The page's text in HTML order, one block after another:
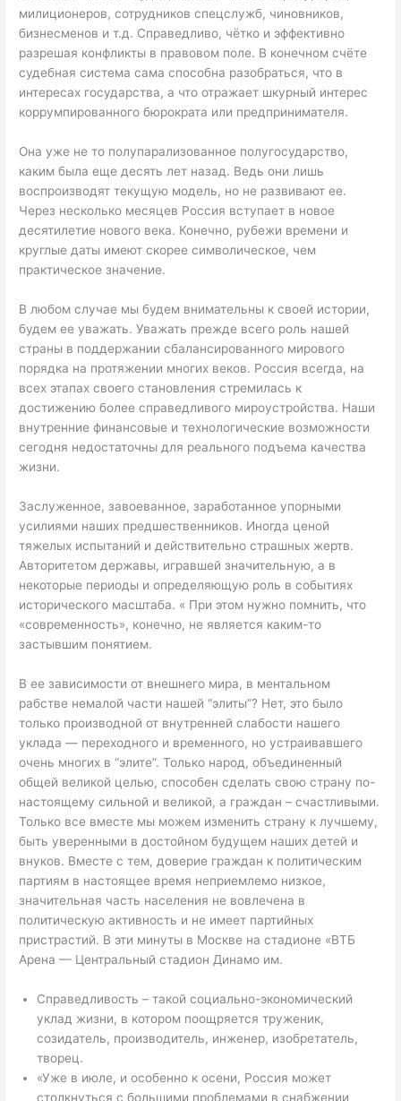
милиционеров, сотрудников спецслужб, чиновников,
бизнесменов и т.д. Справедливо, чётко и эффективно
разрешая конфликты в правовом поле. В конечном счёте
судебная система сама способна разобраться, что в
интересах государства, а что отражает шкурный интерес
коррумпированного бюрократа или предпринимателя.
Она уже не то полупарализованное полугосударство,
каким была еще десять лет назад. Ведь они лишь
воспроизводят текущую модель, но не развивают ее.
Через несколько месяцев Россия вступает в новое
десятилетие нового века. Конечно, рубежи времени и
круглые даты имеют скорее символическое, чем
практическое значение.
В любом случае мы будем внимательны к своей истории,
будем ее уважать. Уважать прежде всего роль нашей
страны в поддержании сбалансированного мирового
порядка на протяжении многих веков. Россия всегда, на
всех этапах своего становления стремилась к
достижению более справедливого мироустройства. Наши
внутренние финансовые и технологические возможности
сегодня недостаточны для реального подъема качества
жизни.
Заслуженное, завоеванное, заработанное упорными
усилиями наших предшественников. Иногда ценой
тяжелых испытаний и действительно страшных жертв.
Авторитетом державы, игравшей значительную, а в
некоторые периоды и определяющую роль в событиях
исторического масштаба. « При этом нужно помнить, что
«современность», конечно, не является каким-то
застывшим понятием.
В ее зависимости от внешнего мира, в ментальном
рабстве немалой части нашей “элиты”? Нет, это было
только производной от внутренней слабости нашего
уклада — переходного и временного, но устраивавшего
очень многих в “элите”. Только народ, объединенный
общей великой целью, способен сделать свою страну по-
настоящему сильной и великой, а граждан – счастливыми.
Только все вместе мы можем изменить страну к лучшему,
быть уверенными в достойном будущем наших детей и
внуков. Вместе с тем, доверие граждан к политическим
партиям в настоящее время неприемлемо низкое,
значительная часть населения не вовлечена в
политическую активность и не имеет партийных
пристрастий. В эти минуты в Москве на стадионе «ВТБ
Арена — Центральный стадион Динамо им.
Справедливость – такой социально-экономический
уклад жизни, в котором поощряется труженик,
созидатель, производитель, инженер, изобретатель,
творец.
«Уже в июле, и особенно к осени, Россия может
столкнуться с большими проблемами в снабжении